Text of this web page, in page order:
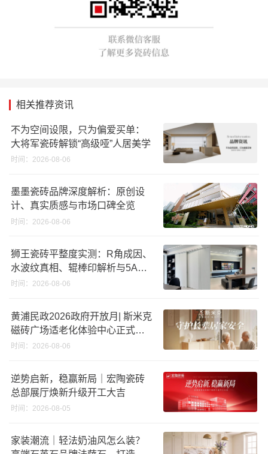
相关推荐资讯
不为空间设限，只为偏爱买单：
大将军瓷砖解锁“高级哑”人居美学
时间：2026-08-06
墨墨瓷砖品牌深度解析：原创设
计、真实质感与市场口碑全览
时间：2026-08-06
狮王瓷砖平整度实测：R角成因、
水波纹真相、辊棒印解析与5A标
准选购指南
时间：2026-08-06
黄浦民政2026政府开放月| 斯米克
磁砖广场适老化体验中心正式亮
相
时间：2026-08-06
逆势启新，稳赢新局｜宏陶瓷砖
总部展厅焕新升级开工大吉
时间：2026-08-05
家装潮流｜轻法奶油风怎么装？